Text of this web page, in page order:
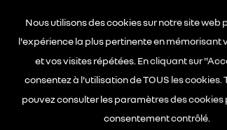
Planning & Analyse financières,
du plan produit ambitieux de la
de l’entreprise The Future Is
Nous utilisons des cookies sur notre site web
l'expérience la plus pertinente en mémorisant
et vos visites répétées. En cliquant sur
consentez à l'utilisation de TOUS les cookies.
pouvez consulter les paramètres des cookies
consentement contrôlé.